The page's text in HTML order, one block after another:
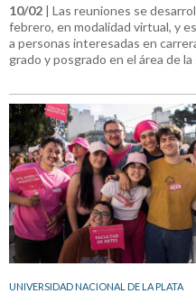
10/02 | Las reuniones se
febrero, en modalidad virtual, y
a personas interesadas en
grado y posgrado en el área de la
UNIVERSIDAD NACIONAL DE LA PLATA